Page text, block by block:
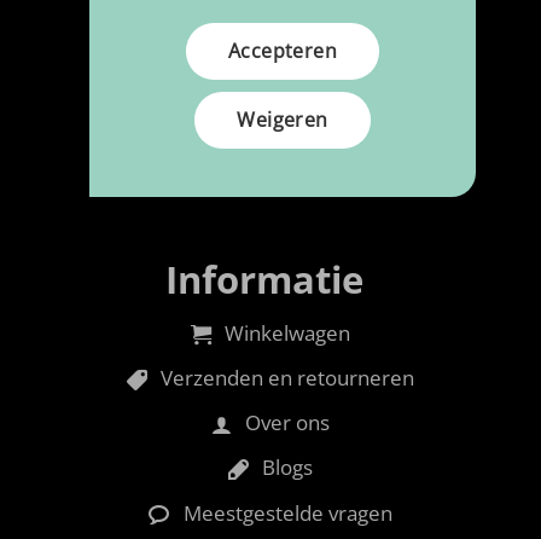
Reiniging & Onderhoud
Schuimrubber
Toebehoren
Informatie
Winkelwagen
Verzenden en retourneren
Over ons
Blogs
Meestgestelde vragen
Accepteren
Weigeren